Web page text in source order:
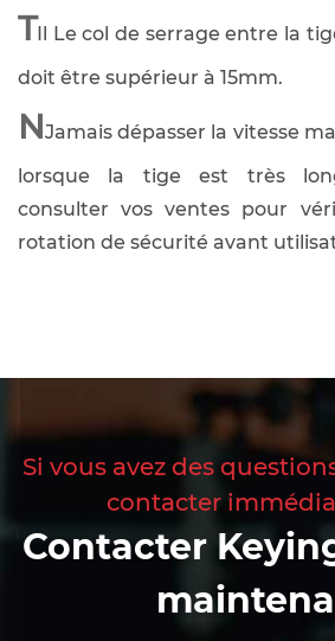
TIl Le col de serrage entre la
doit être supérieur à 15mm.
NJamais dépasser la vitesse
lorsque la tige est très
consulter vos ventes pour
rotation de sécurité avant
Si vous avez des
contacter
Contacter